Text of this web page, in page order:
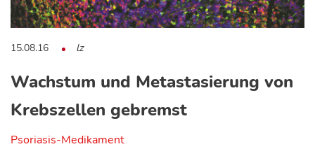
15.08.16 lz
Wachstum und Metastasierung von
Krebszellen gebremst
Psoriasis-Medikament